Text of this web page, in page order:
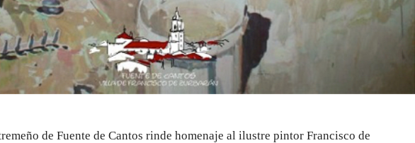
de Fuente de Cantos rinde homenaje al ilustre pintor Francisco de